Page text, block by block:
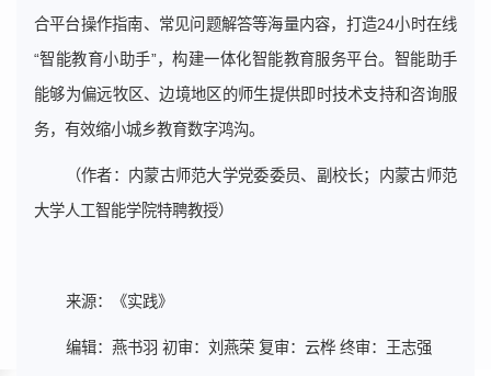
合平台操作指南、常见问题解答等海量内容，打造24小时在线
“智能教育小助手”，构建一体化智能教育服务平台。智能助手
能够为偏远牧区、边境地区的师生提供即时技术支持和咨询服
务，有效缩小城乡教育数字鸿沟。
（作者：内蒙古师范大学党委委员、副校长；内蒙古师范
大学人工智能学院特聘教授）
来源：《实践》
编辑：燕书羽 初审：刘燕荣 复审：云桦 终审：王志强